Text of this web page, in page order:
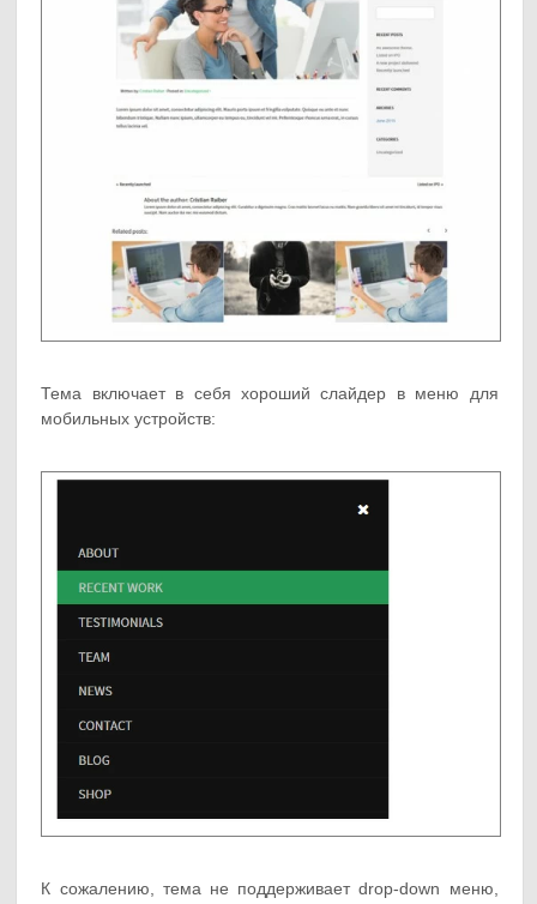
Тема включает в себя хороший слайдер в меню для
мобильных устройств:
К сожалению, тема не поддерживает drop-down меню,